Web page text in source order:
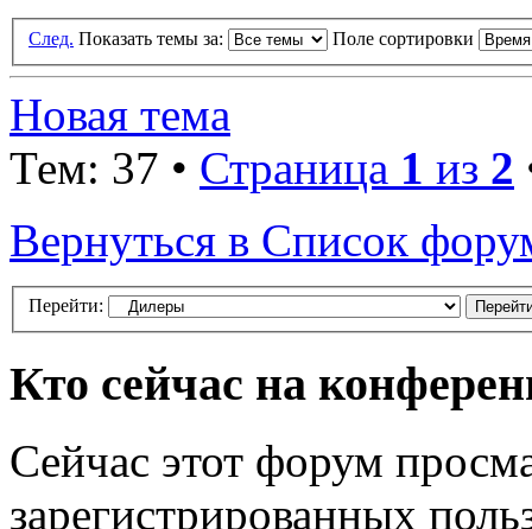
След. Показать темы за: Поле сортировки
Новая тема
Тем: 37 • Страница 1 из 2
Вернуться в Список
Перейти:
Кто сейчас на
Сейчас этот форум
зарегистрированных